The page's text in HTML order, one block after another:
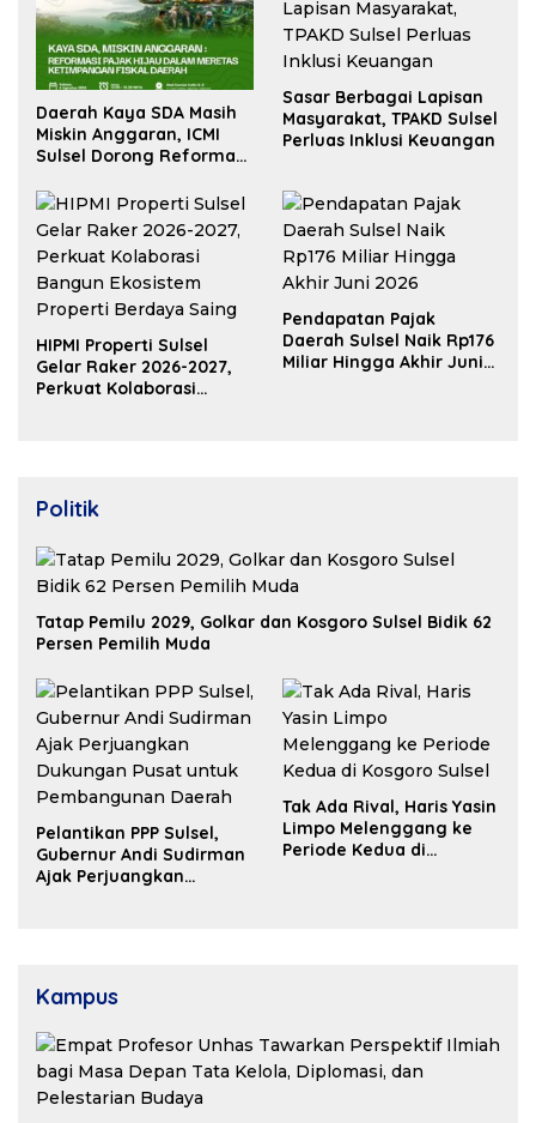
Daerah Kaya SDA Masih
Miskin Anggaran, ICMI
Sulsel Dorong Reformasi
Sasar Berbagai Lapisan
Masyarakat, TPAKD Sulsel
Perluas Inklusi Keuangan
HIPMI Properti Sulsel
Gelar Raker 2026-2027,
Perkuat Kolaborasi
Pendapatan Pajak
Daerah Sulsel Naik Rp176
Miliar Hingga Akhir Juni
Politik
Tatap Pemilu 2029, Golkar dan Kosgoro Sulsel Bidik 62
Persen Pemilih Muda
Pelantikan PPP Sulsel,
Gubernur Andi Sudirman
Ajak Perjuangkan
Tak Ada Rival, Haris Yasin
Limpo Melenggang ke
Periode Kedua di
Kampus